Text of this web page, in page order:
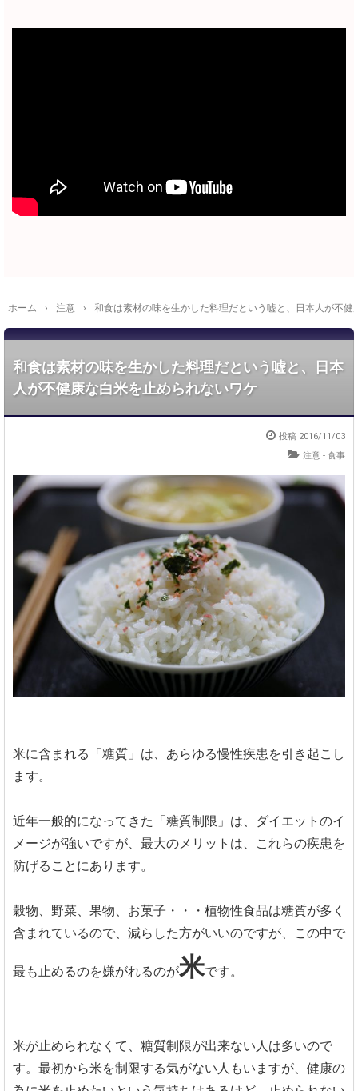
ホーム › 注意 › 和食は素材の味を生かした料理だという嘘と、日本人が不健
和食は素材の味を生かした料理だという嘘と、日本
人が不健康な白米を止められないワケ
投稿 2016/11/03
注意 - 食事
米に含まれる「糖質」は、あらゆる慢性疾患を引き起こし
ます。
近年一般的になってきた「糖質制限」は、ダイエットのイ
メージが強いですが、最大のメリットは、これらの疾患を
防げることにあります。
穀物、野菜、果物、お菓子・・・植物性食品は糖質が多く
含まれているので、減らした方がいいのですが、この中で
最も止めるのを嫌がれるのが米です。
米が止められなくて、糖質制限が出来ない人は多いので
す。最初から米を制限する気がない人もいますが、健康の